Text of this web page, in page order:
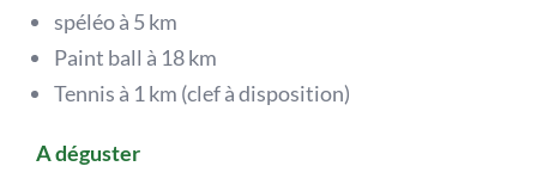
spéléo à 5 km
Paint ball à 18 km
Tennis à 1 km (clef à disposition)
A déguster